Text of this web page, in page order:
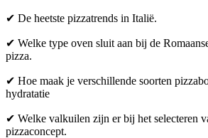
✔ De heetste pizzatrends in Italië.
✔ Welke type oven sluit aan bij de
pizza.
✔ Hoe maak je verschillende soorten
hydratatie
✔ Welke valkuilen zijn er bij het selecteren
pizzaconcept.